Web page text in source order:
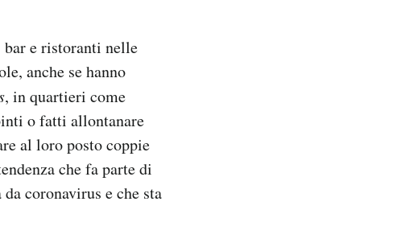
bar e ristoranti nelle
anche se hanno
, in quartieri come
o fatti allontanare
al loro posto coppie
che fa parte di
coronavirus e che sta